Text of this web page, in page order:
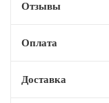
Отзывы
Оплата
Доставка